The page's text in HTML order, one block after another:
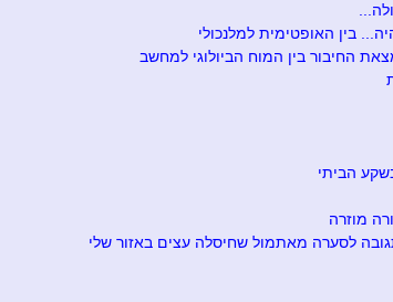
בין האופטימית למלנכולי
החיבור בין המוח הביולוגי למחשב
הביתי
מוזרה
לסערה מאתמול שחיסלה עצים באזור שלי